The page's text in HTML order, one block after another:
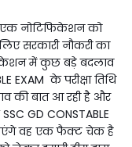
एक नोटिफिकेशन को
सरकारी नौकरी का
में कुछ बड़े बदलाव
EXAM के परीक्षा तिथि
की बात आ रही है और
GD CONSTABLE
वह एक फैक्ट चेक है